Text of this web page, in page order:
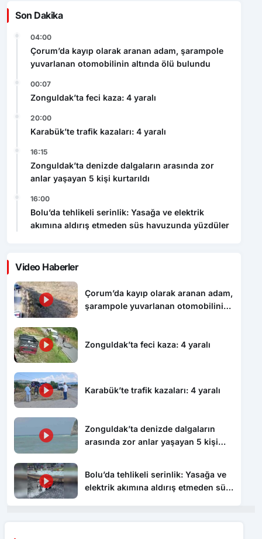
Son Dakika
04:00
Çorum’da kayıp olarak aranan adam, şarampole
yuvarlanan otomobilinin altında ölü bulundu
00:07
Zonguldak’ta feci kaza: 4 yaralı
20:00
Karabük’te trafik kazaları: 4 yaralı
16:15
Zonguldak’ta denizde dalgaların arasında zor
anlar yaşayan 5 kişi kurtarıldı
16:00
Bolu’da tehlikeli serinlik: Yasağa ve elektrik
akımına aldırış etmeden süs havuzunda yüzdüler
Video Haberler
Çorum’da kayıp olarak aranan adam,
şarampole yuvarlanan otomobilinin
Zonguldak’ta feci kaza: 4 yaralı
Karabük’te trafik kazaları: 4 yaralı
Zonguldak’ta denizde dalgaların
arasında zor anlar yaşayan 5 kişi
Bolu’da tehlikeli serinlik: Yasağa ve
elektrik akımına aldırış etmeden süs